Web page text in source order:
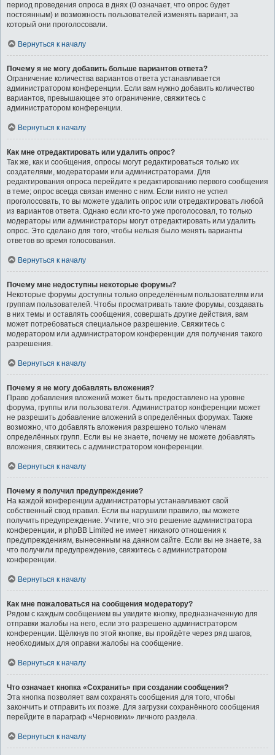
период проведения опроса в днях (0 означает, что опрос будет
постоянным) и возможность пользователей изменять вариант, за
который они проголосовали.
Вернуться к началу
Почему я не могу добавить больше вариантов ответа?
Ограничение количества вариантов ответа устанавливается
администратором конференции. Если вам нужно добавить количество
вариантов, превышающее это ограничение, свяжитесь с
администратором конференции.
Вернуться к началу
Как мне отредактировать или удалить опрос?
Так же, как и сообщения, опросы могут редактироваться только их
создателями, модераторами или администраторами. Для
редактирования опроса перейдите к редактированию первого сообщения
в теме; опрос всегда связан именно с ним. Если никто не успел
проголосовать, то вы можете удалить опрос или отредактировать любой
из вариантов ответа. Однако если кто-то уже проголосовал, то только
модераторы или администраторы могут отредактировать или удалить
опрос. Это сделано для того, чтобы нельзя было менять варианты
ответов во время голосования.
Вернуться к началу
Почему мне недоступны некоторые форумы?
Некоторые форумы доступны только определённым пользователям или
группам пользователей. Чтобы просматривать такие форумы, создавать
в них темы и оставлять сообщения, совершать другие действия, вам
может потребоваться специальное разрешение. Свяжитесь с
модератором или администратором конференции для получения такого
разрешения.
Вернуться к началу
Почему я не могу добавлять вложения?
Право добавления вложений может быть предоставлено на уровне
форума, группы или пользователя. Администратор конференции может
не разрешить добавление вложений в определённых форумах. Также
возможно, что добавлять вложения разрешено только членам
определённых групп. Если вы не знаете, почему не можете добавлять
вложения, свяжитесь с администратором конференции.
Вернуться к началу
Почему я получил предупреждение?
На каждой конференции администраторы устанавливают свой
собственный свод правил. Если вы нарушили правило, вы можете
получить предупреждение. Учтите, что это решение администратора
конференции, и phpBB Limited не имеет никакого отношения к
предупреждениям, вынесенным на данном сайте. Если вы не знаете, за
что получили предупреждение, свяжитесь с администратором
конференции.
Вернуться к началу
Как мне пожаловаться на сообщения модератору?
Рядом с каждым сообщением вы увидите кнопку, предназначенную для
отправки жалобы на него, если это разрешено администратором
конференции. Щёлкнув по этой кнопке, вы пройдёте через ряд шагов,
необходимых для оправки жалобы на сообщение.
Вернуться к началу
Что означает кнопка «Сохранить» при создании сообщения?
Эта кнопка позволяет вам сохранять сообщения для того, чтобы
закончить и отправить их позже. Для загрузки сохранённого сообщения
перейдите в параграф «Черновики» личного раздела.
Вернуться к началу